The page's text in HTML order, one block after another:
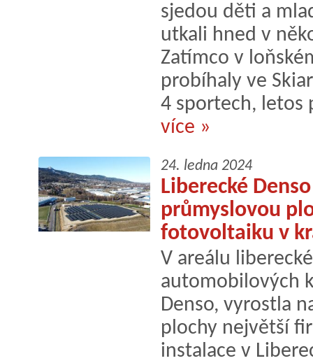
sjedou děti a
utkali hned v
Zatímco v
probíhaly ve
4 sportech, letos
více »
24. ledna 2024
Liberecké
průmyslovou
fotovoltaiku v
V areálu
automobilových
Denso, vyrostla
plochy největší
instalace v